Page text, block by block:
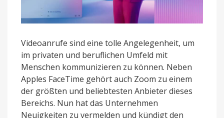
Videoanrufe sind eine tolle Angelegenheit, um
im privaten und beruflichen Umfeld mit
Menschen kommunizieren zu können. Neben
Apples FaceTime gehört auch Zoom zu einem
der größten und beliebtesten Anbieter dieses
Bereichs. Nun hat das Unternehmen
Neuigkeiten zu vermelden und kündigt den